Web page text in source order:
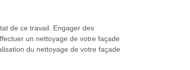
de ce travail. Engager des
un nettoyage de votre façade
du nettoyage de votre façade